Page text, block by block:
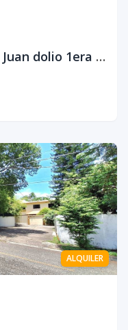
Apartamento en venta en Juan dolio 1era linea de playa
ALQUILER